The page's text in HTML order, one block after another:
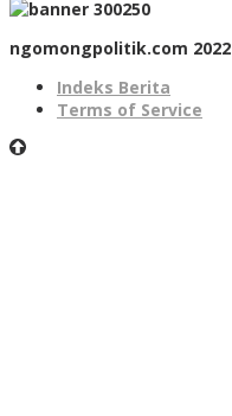
ngomongpolitik.com 2022
Indeks Berita
Terms of Service